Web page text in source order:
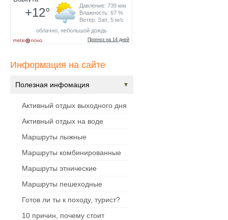
Информация на сайте
Полезная инфомация
Активный отдых выходного дня
Активный отдых на воде
Маршруты лыжные
Маршруты комбинированные
Маршруты этнические
Маршруты пешеходные
Готов ли ты к походу, турист?
10 причин, почему стоит